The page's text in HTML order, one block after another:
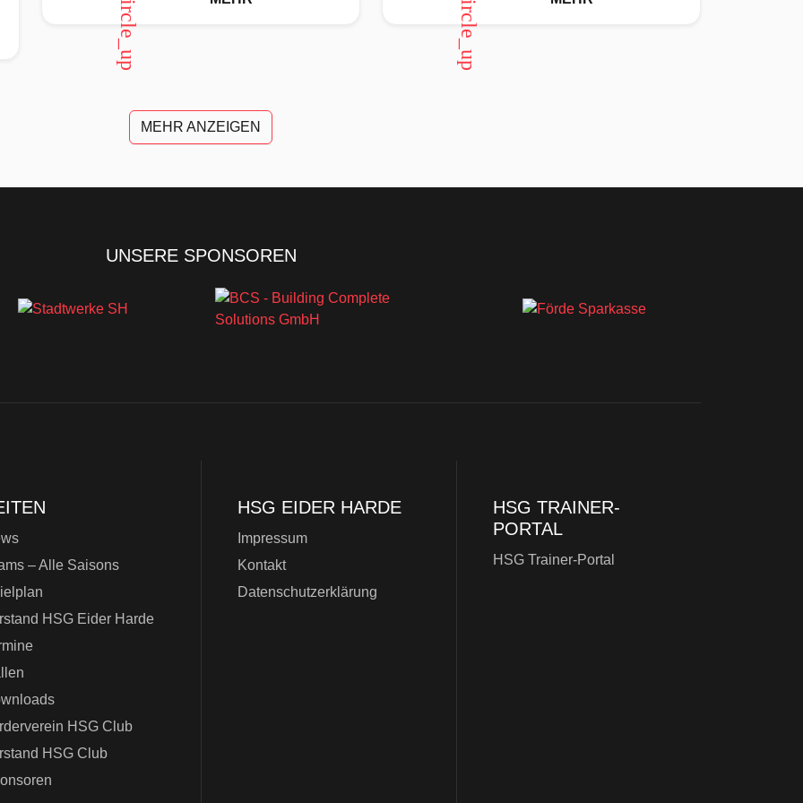
MEHR ANZEIGEN
UNSERE SPONSOREN
– Alle Saisons
HSG Eider Harde
HSG Club
HSG Club
HSG EIDER HARDE
Impressum
Kontakt
Datenschutzerklärung
HSG TRAINER-
PORTAL
HSG Trainer-Portal